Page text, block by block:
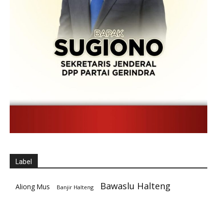
Label
Aliong Mus Banjir Halteng Bawaslu Halteng